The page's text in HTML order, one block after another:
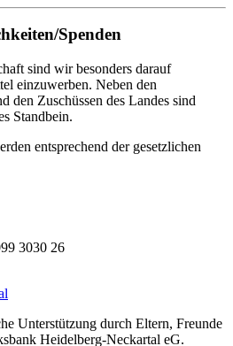
Spenden
sind wir besonders darauf
einzuwerben. Neben den
den Zuschüssen des Landes sind
Standbein.
entsprechend der gesetzlichen
3030 26
Unterstützung durch Eltern, Freunde
Heidelberg-Neckartal eG.